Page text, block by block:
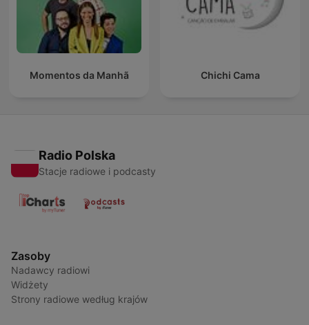
Momentos da Manhã Chichi Cama
Radio Polska
Stacje radiowe i podcasty
Zasoby
Nadawcy radiowi
Widżety
Strony radiowe według krajów